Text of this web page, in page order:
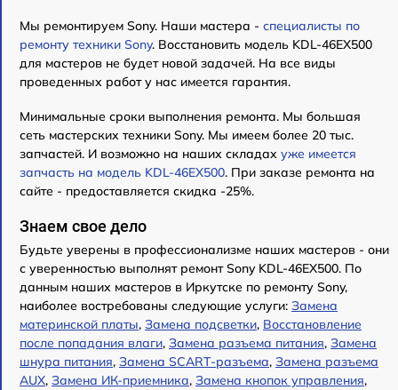
Мы ремонтируем Sony. Наши мастера - специалисты по
ремонту техники Sony. Восстановить модель KDL-46EX500
для мастеров не будет новой задачей. На все виды
проведенных работ у нас имеется гарантия.
Минимальные сроки выполнения ремонта. Мы большая
сеть мастерских техники Sony. Мы имеем более 20 тыс.
запчастей. И возможно на наших складах уже имеется
запчасть на модель KDL-46EX500. При заказе ремонта на
сайте - предоставляется скидка -25%.
Знаем свое дело
Будьте уверены в профессионализме наших мастеров - они
с уверенностью выполнят ремонт Sony KDL-46EX500. По
данным наших мастеров в Иркутске по ремонту Sony,
наиболее востребованы следующие услуги: Замена
материнской платы, Замена подсветки, Восстановление
после попадания влаги, Замена разъема питания, Замена
шнура питания, Замена SCART-разъема, Замена разъема
AUX, Замена ИК-приемника, Замена кнопок управления,